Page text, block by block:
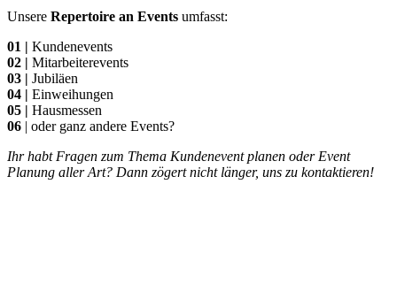
Unsere Repertoire an Events umfasst:
01 | Kundenevents
02 | Mitarbeiterevents
03 | Jubiläen
04 | Einweihungen
05 | Hausmessen
06 | oder ganz andere Events?
Ihr habt Fragen zum Thema Kundenevent planen oder Event
Planung aller Art? Dann zögert nicht länger, uns zu kontaktieren!